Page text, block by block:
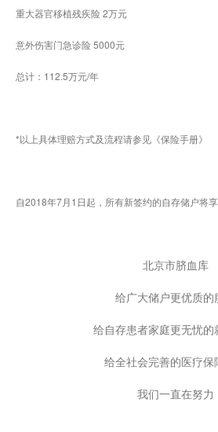
重大器官移植残疾险 2万元
意外伤害门急诊险 5000元
总计：112.5万元/年
*以上具体理赔方式及流程请参见《保险手册》
自2018年7月1日起，所有新签约的自存储户将享
北京市脐血库
给广大储户更优质的
给自存患者家庭更无忧的
给全社会完善的医疗保
我们一直在努力